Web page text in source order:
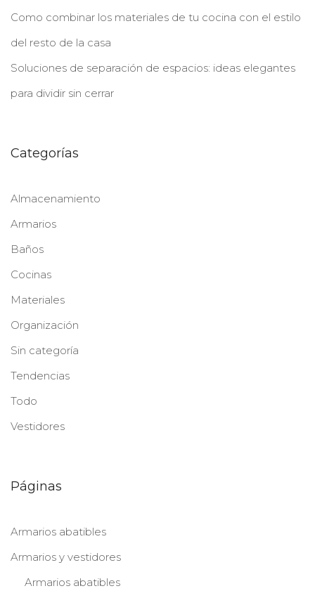
Como combinar los materiales de tu cocina con el estilo
del resto de la casa
Soluciones de separación de espacios: ideas elegantes
para dividir sin cerrar
Categorías
Almacenamiento
Armarios
Baños
Cocinas
Materiales
Organización
Sin categoría
Tendencias
Todo
Vestidores
Páginas
Armarios abatibles
Armarios y vestidores
Armarios abatibles